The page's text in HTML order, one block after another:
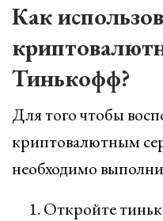
Как
Тинькофф?
Для того чтобы
криптовалютным
необходимо
Откройте